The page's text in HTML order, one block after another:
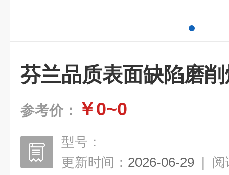
芬兰品质表面缺陷磨
参考价： ￥0~0
型号：
更新时间： 2026-06-29 | 阅